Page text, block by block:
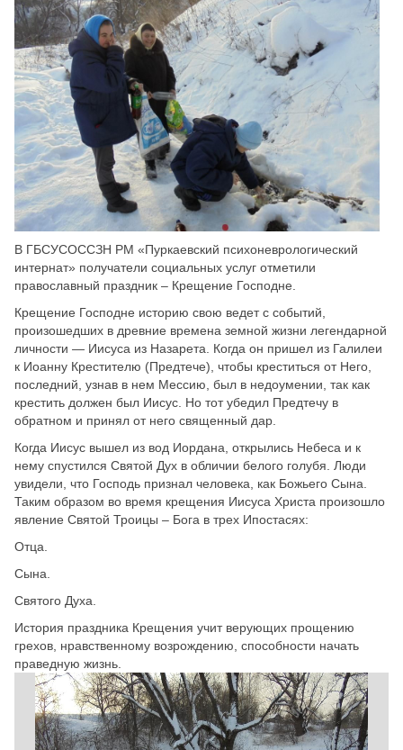
Настройки по умолчанию
В ГБСУСОССЗН РМ «Пуркаевский психоневрологический
интернат» получатели социальных услуг отметили
православный праздник – Крещение Господне.
Крещение Господне историю свою ведет с событий,
произошедших в древние времена земной жизни легендарной
личности — Иисуса из Назарета. Когда он пришел из Галилеи
к Иоанну Крестителю (Предтече), чтобы креститься от Него,
последний, узнав в нем Мессию, был в недоумении, так как
крестить должен был Иисус. Но тот убедил Предтечу в
обратном и принял от него священный дар.
Когда Иисус вышел из вод Иордана, открылись Небеса и к
нему спустился Святой Дух в обличии белого голубя. Люди
увидели, что Господь признал человека, как Божьего Сына.
Таким образом во время крещения Иисуса Христа произошло
явление Святой Троицы – Бога в трех Ипостасях:
Отца.
Сына.
Святого Духа.
История праздника Крещения учит верующих прощению
грехов, нравственному возрождению, способности начать
праведную жизнь.